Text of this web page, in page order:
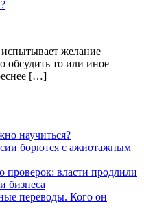
желание
обсудить то или иное
[…]
научиться?
борются с ажиотажным
проверок: власти продлили
бизнеса
переводы. Кого он